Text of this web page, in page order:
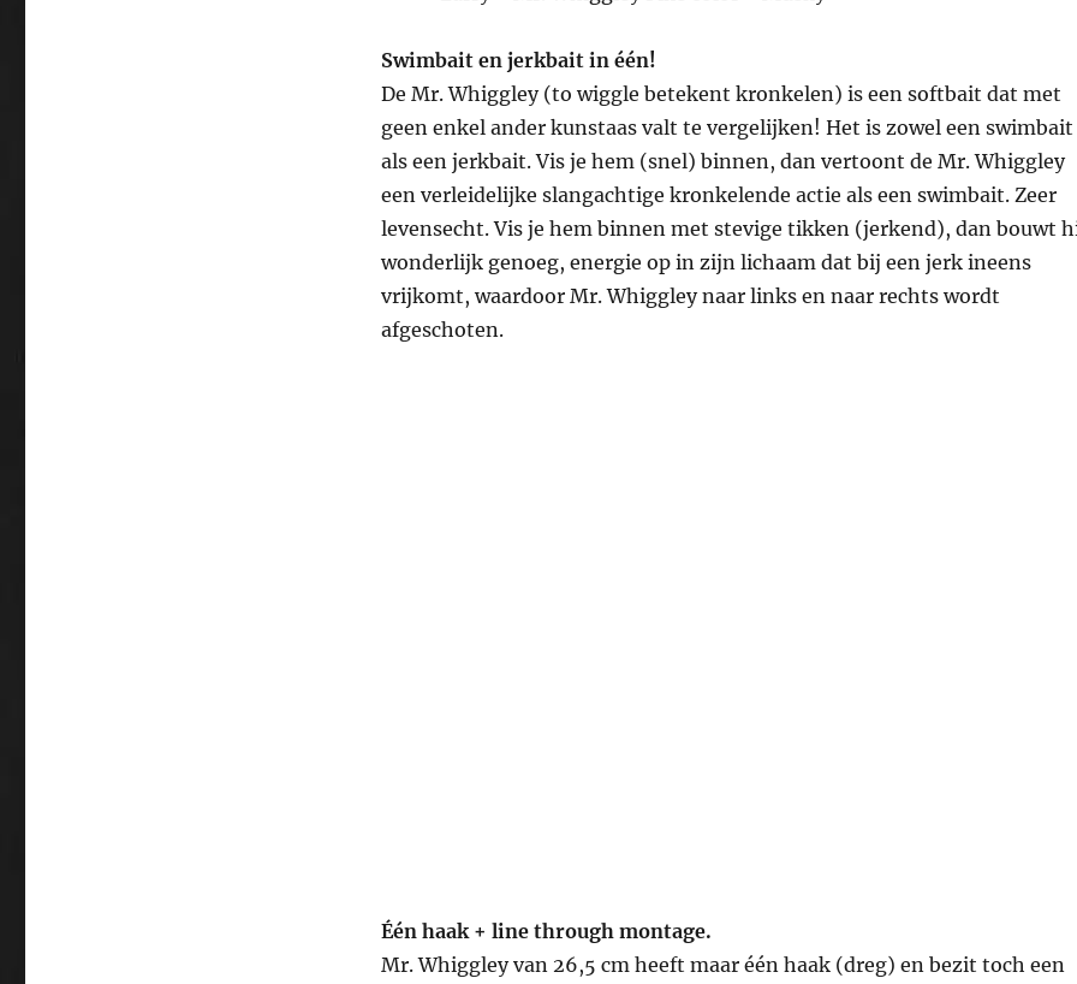
Swimbait en jerkbait in één!
De Mr. Whiggley (to wiggle betekent kronkelen) is een softbait dat met
geen enkel ander kunstaas valt te vergelijken! Het is zowel een swimbait
als een jerkbait. Vis je hem (snel) binnen, dan vertoont de Mr. Whiggley
een verleidelijke slangachtige kronkelende actie als een swimbait. Zeer
levensecht. Vis je hem binnen met stevige tikken (jerkend), dan bouwt
wonderlijk genoeg, energie op in zijn lichaam dat bij een jerk ineens
vrijkomt, waardoor Mr. Whiggley naar links en naar rechts wordt
afgeschoten.
Één haak + line through montage.
Mr. Whiggley van 26,5 cm heeft maar één haak (dreg) en bezit toch een